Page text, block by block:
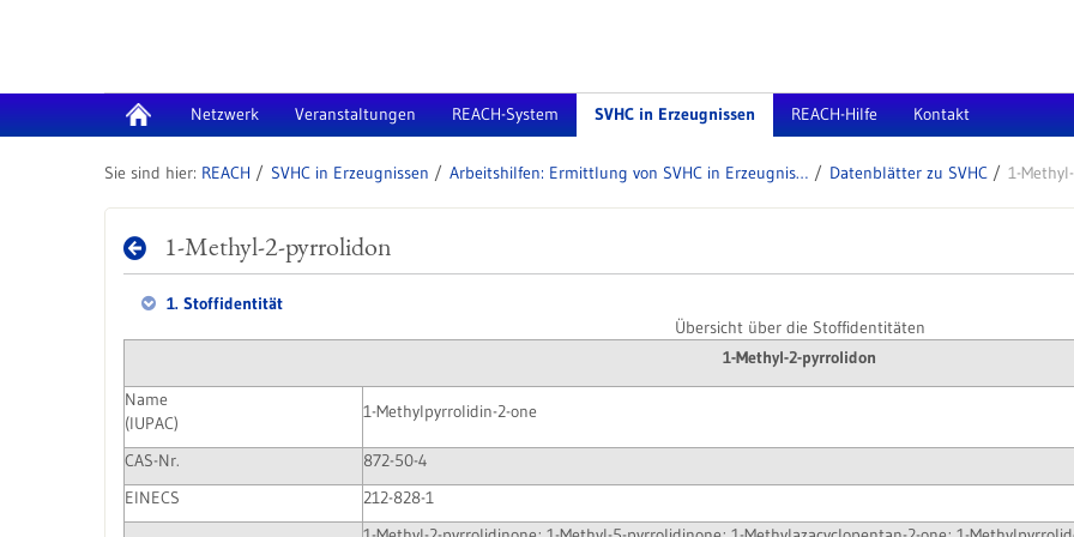
Netzwerk Veranstaltungen REACH-System SVHC in Erzeugnissen REACH-Hilfe Kontakt
REACH SVHC in Erzeugnissen Arbeitshilfen: Ermittlung von SVHC in Erzeugnissen Datenblätter zu SVHC 1-
1-Methyl-2-pyrrolidon
1. Stoffidentität
Übersicht über die Stoffidentitäten
1-Methyl-2-pyrrolidon
Name
(IUPAC)
1-Methylpyrrolidin-2-one
CAS-Nr.
872-50-4
EINECS
212-828-1